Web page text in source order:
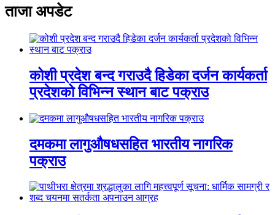
ताजा अपडेट
कोशी प्रदेश बन्द गराउदै हिडेका दर्जन कार्यकर्ता
प्रदेशको विभिन्न स्थान बाट पक्राउ
दमकमा लागुऔषधसहित भारतीय नागरिक
पक्राउ